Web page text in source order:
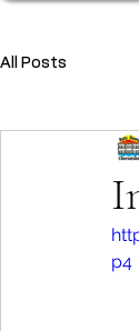
All Posts
p4